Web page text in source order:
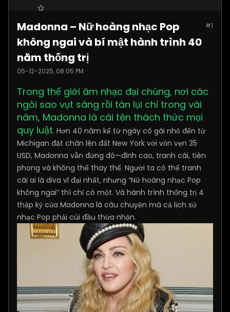
Posts:2062 #1
Madonna – Nữ hoàng nhạc Pop
không ngai và bí mật hành trình 40
năm thống trị
05-12-2025, 08:05 PM
Trong thế giới âm nhạc đại chúng, nơi các
ngôi sao vụt sáng rồi tàn lụi chỉ trong vài
năm, Madonna là cái tên thách thức mọi
quy luật. Hơn 40 năm kể từ ngày cô gái nhỏ đến từ
Michigan đặt chân lên đất New York với vỏn vẹn 35
USD, Madonna vẫn đứng đó—đỉnh cao, tranh cãi, tiên
phong và không thể thay thế. Người ta có thể tranh
cãi ai là diva vĩ đại nhất, nhưng “Nữ hoàng nhạc Pop
không ngai” thì chỉ có một. Và hành trình thống trị 4
thập kỷ của Madonna là câu chuyện mà cả lịch sử
nhạc Pop phải cúi đầu thừa nhận.